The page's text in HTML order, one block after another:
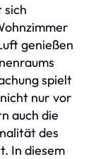
sich
genießen
spielt
nur vor
auch die
des
In diesem